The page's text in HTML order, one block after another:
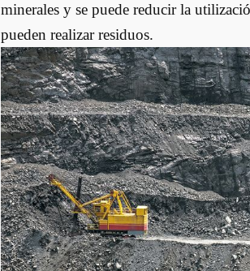
minerales y se puede reducir la
pueden realizar residuos.